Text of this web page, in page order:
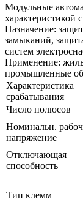
Модульные
характеристикой
Назначение:
замыканий,
систем
Применение:
промышленные
Характеристика
срабатывания
Число полюсов
Номинальн.
напряжение
Отключающая
способность
Тип клемм